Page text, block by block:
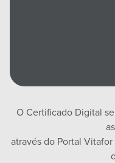
O Certificado Digital
através do Portal